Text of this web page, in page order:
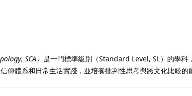
SCA） 是一門標準級別（Standard Level, SL）的學
仰體系和日常生活實踐，並培養批判性思考與跨文化比較的
記住 我 忘記密碼?